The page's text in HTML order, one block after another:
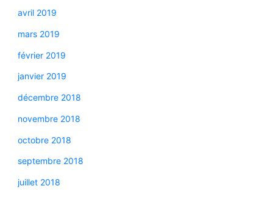
avril 2019
mars 2019
février 2019
janvier 2019
décembre 2018
novembre 2018
octobre 2018
septembre 2018
juillet 2018